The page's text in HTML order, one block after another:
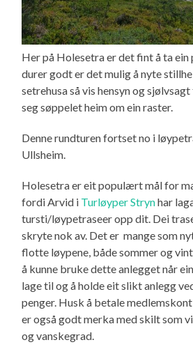
Her på Holesetra er det fint å ta ein
durer godt er det mulig å nyte
setrehusa så vis hensyn og
seg søppelet heim om ein raster.
Denne rundturen fortset no i
Ullsheim.
Holesetra er eit populært mål for
fordi Arvid i Turløyper Strynhar
tursti/løypetraseer opp dit. Dei
skryte nok av. Det er mange som
flotte løypene, både sommer og
å kunne bruke dette anlegget når
lage til og å holde eit slikt anlegg
penger. Husk å betale
er også godt merka med skilt som
og vanskegrad.